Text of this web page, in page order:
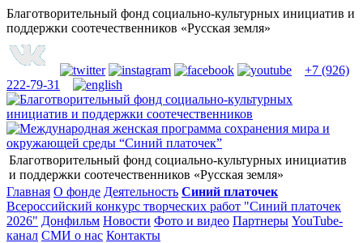
Благотворительный фонд социально-культурных инициатив и
поддержки соотечественников «Русская земля»
+7 (926)
222-79-31
Благотворительный фонд социально-культурных инициатив
и поддержки соотечественников «Русская земля»
Главная О фонде Деятельность Синий платочек
Всероссийский конкурс творческих работ "Синий платочек
2026" Донфильм Новости Фото и видео Партнеры YouTube-
канал СМИ о нас Контакты